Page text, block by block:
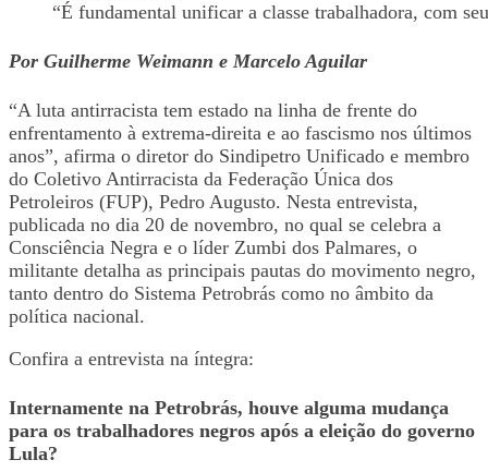
“É fundamental unificar a classe trabalhadora, com
Por Guilherme Weimann e Marcelo Aguilar
“A luta antirracista tem estado na linha de frente do
enfrentamento à extrema-direita e ao fascismo nos últimos
anos”, afirma o diretor do Sindipetro Unificado e membro
do Coletivo Antirracista da Federação Única dos
Petroleiros (FUP), Pedro Augusto. Nesta entrevista,
publicada no dia 20 de novembro, no qual se celebra a
Consciência Negra e o líder Zumbi dos Palmares, o
militante detalha as principais pautas do movimento negro,
tanto dentro do Sistema Petrobrás como no âmbito da
política nacional.
Confira a entrevista na íntegra:
Internamente na Petrobrás, houve alguma mudança
para os trabalhadores negros após a eleição do governo
Lula?